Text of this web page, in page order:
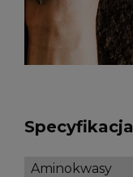
Specyfikacja
Aminokwasy